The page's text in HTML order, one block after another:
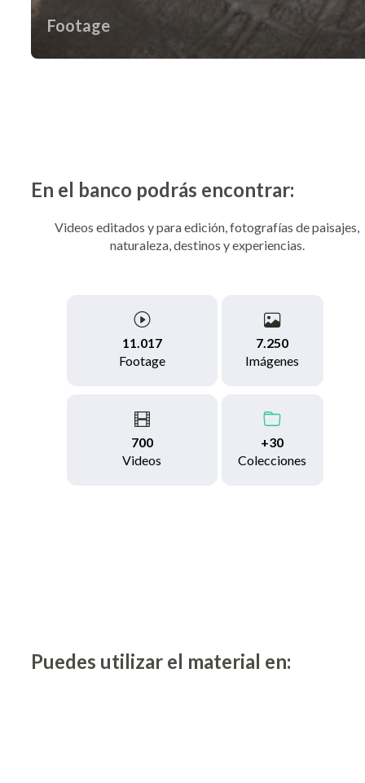
Footage
En el banco podrás encontrar:
Videos editados y para edición, fotografías de paisajes,
naturaleza, destinos y experiencias.
11.017
Footage
7.250
Imágenes
700
Videos
+30
Colecciones
Puedes utilizar el material en: